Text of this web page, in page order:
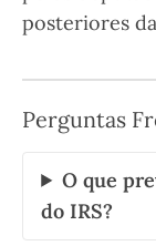
posteriores
Perguntas
O que
do IRS?